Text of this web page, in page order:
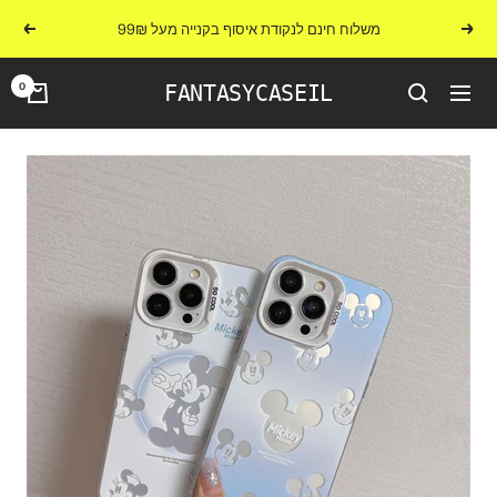
לתוכןהקודם משלוח חינם לנקודת איסוף בקנייה מעל 99₪ הבא
ניווט FANTASYCASEIL
0